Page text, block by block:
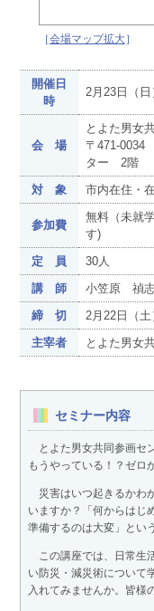
［会場マップ拡大］
開催日
時
2月23日（
会 場
とよた男女
〒471-
ター 2階
対 象
市内在住・
参加費
無料（未就
す)
定 員
30人
講 師
小笠原 禎
締 切
2月22日（土
主宰者
とよた男女
セミナー内容
とよた男女共同参画セ
もうやっている！？ゼロ
災害はいつ起きるかわ
いますか？「何からはじ
準備するのは大変」とい
この講座では、日常生
い防災・減災術について
入れてみませんか。皆様